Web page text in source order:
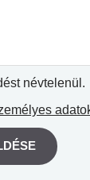
névtelenül.